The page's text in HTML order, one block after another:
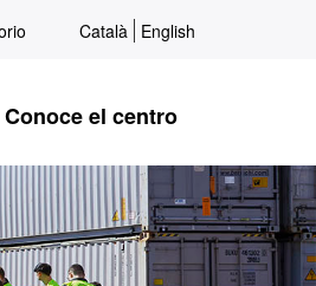
Català English
Conoce el centro